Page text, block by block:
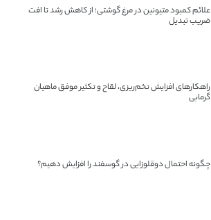
علائم کمبود متیونین در مرغ گوشتی؛ از کاهش رشد تا افت
ضریب تبدیل
راهکارهای افزایش تخم‌ریزی، لقاح و تکثیر موفق ماهیان
گرمابی
چگونه احتمال دوقلوزایی در گوسفند را افزایش دهیم؟